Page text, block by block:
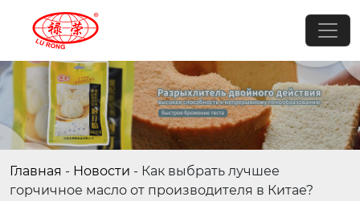
Главная - Новости - Как выбрать лучшее
горчичное масло от производителя в Китае?